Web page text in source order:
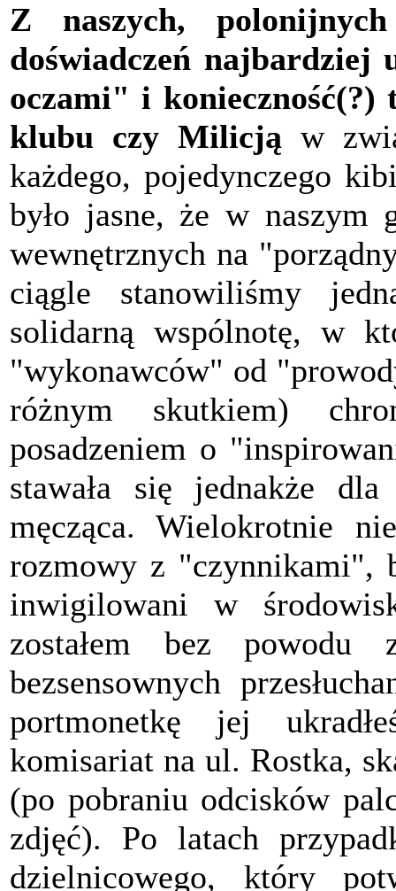
Z naszych,
doświadczeń najbardziej
oczami" i konieczność(?)
klubu czy Milicjąw
każdego, pojedynczego
było jasne, że w naszym
wewnętrznych na
ciągle stanowiliśmy
solidarną wspólnotę, w
"wykonawców" od
różnym skutkiem)
posadzeniem o
stawała się jednakże
męcząca. Wielokrotnie
rozmowy z "czynnikami",
inwigilowani w
zostałem bez powodu
bezsensownych
portmonetkę jej
komisariat na ul. Rostka,
(po pobraniu odcisków
zdjęć). Po latach
dzielnicowego, który